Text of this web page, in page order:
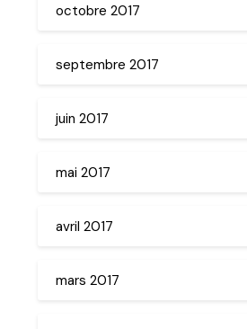
octobre 2017
septembre 2017
juin 2017
mai 2017
avril 2017
mars 2017